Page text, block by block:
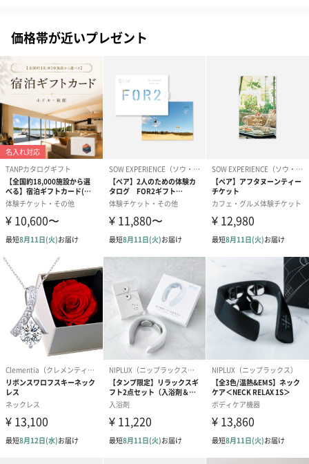
あり（280円）
メッセージカード（通常・写真・グリーティング）
誕生日や結婚祝い・出産祝いなど、様々なシーンのメッセージカ
ードを同梱します。
メッセージカードや封筒のデザインは一部変更する場合がありま
す。
写真付きメッセージカ
ード（680円）
写真付きメッセージカ
ード（Thank you）ピ
ンク（680円）
【誕生日】
Birthday ホワ
刷なし）（
包装紙
ラッピングを施してお届けいたします。
価格帯が近いプレゼント